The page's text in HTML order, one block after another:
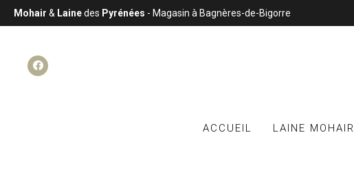
Mohair & Lainedes Pyrénées - Magasin à Bagnères-de-Bigorre
ACCUEIL LAINE MOHAIR